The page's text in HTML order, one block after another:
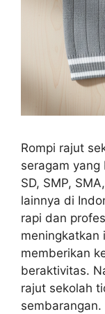
Rompi rajut
seragam yang
SD, SMP,
lainnya di
rapi dan
meningkatkan
memberikan
beraktivitas.
rajut sekolah